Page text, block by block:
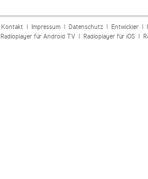
Kontakt| Impressum| Datenschutz| Entwickler|
Radioplayer für Android TV| Radioplayer für iOS|